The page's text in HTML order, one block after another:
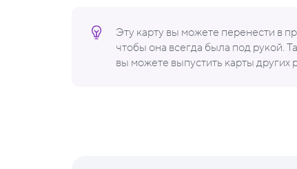
Эту карту вы можете перенести в
чтобы она всегда была под рукой.
вы можете выпустить карты других